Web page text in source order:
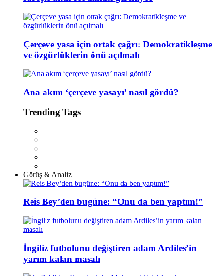
Çerçeve yasa için ortak çağrı: Demokratikleşme
ve özgürlüklerin önü açılmalı
Ana akım ‘çerçeve yasayı’ nasıl gördü?
Trending Tags
Görüş & Analiz
Reis Bey’den bugüne: “Onu da ben yaptım!”
İngiliz futbolunu değiştiren adam Ardiles’in
yarım kalan masalı